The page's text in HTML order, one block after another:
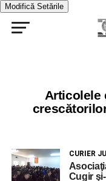
Modifică Setările
Articolele
CURIER
Cugir